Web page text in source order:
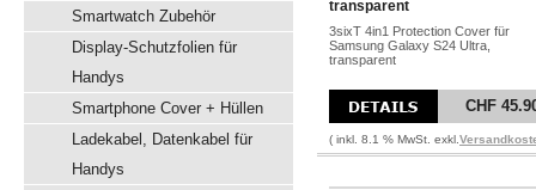
Smartwatch Zubehör
Display-Schutzfolien für
Handys
Smartphone Cover + Hüllen
Ladekabel, Datenkabel für
Handys
transparent
3sixT 4in1 Protection Cover für
Samsung Galaxy S24 Ultra,
transparent
CHF
( inkl. 8.1 % MwSt. exkl.